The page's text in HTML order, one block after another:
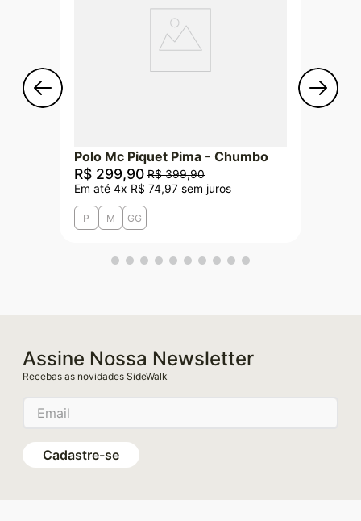
Polo Mc Piquet Pima - Chumbo
R$ 299,90 R$ 399,90
Em até 4x R$ 74,97 sem juros
P M GG
Assine Nossa Newsletter
Recebas as novidades SideWalk
Cadastre-se